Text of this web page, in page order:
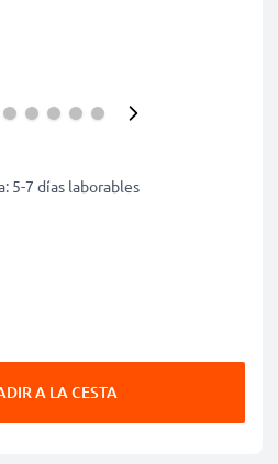
5-7 días laborables
A LA CESTA